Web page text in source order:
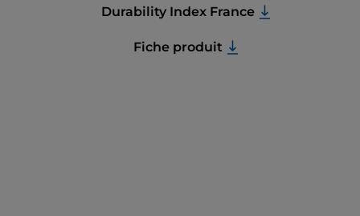
Durability Index France
Fiche produit